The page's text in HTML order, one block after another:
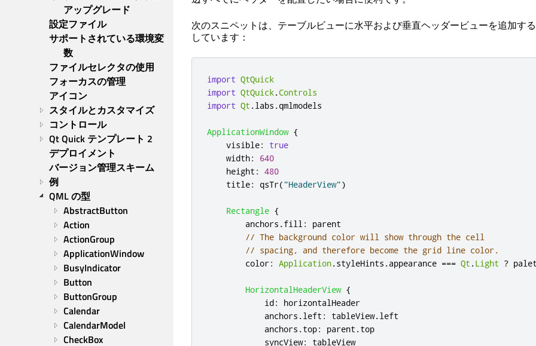
アップグレード
設定ファイル
サポートされている環境変
数
ファイルセレクタの使用
フォーカスの管理
アイコン
スタイルとカスタマイズ
コントロール
Qt Quick テンプレート 2
デプロイメント
バージョン管理スキーム
例
QML の型
AbstractButton
Action
ActionGroup
ApplicationWindow
BusyIndicator
Button
ButtonGroup
Calendar
CalendarModel
CheckBox
次のスニペットは、テーブルビューに水平および垂直ヘッダービューを追加す
しています：
import QtQuick
import QtQuick.Controls
import Qt .labs .qmlmodels
ApplicationWindow {
visible:
true
width:
640
height : 480
title: qsTr( "HeaderView")
Rectangle {
anchors .fill:
parent
// The background color will show through the cell
// spacing, and therefore become the grid line color.
color: Application.styleHints .appearance === Qt .Light ?
HorizontalHeaderView {
id:
horizontalHeader
anchors .left : tableView.left
anchors .top: parent .top
syncView:
tableView